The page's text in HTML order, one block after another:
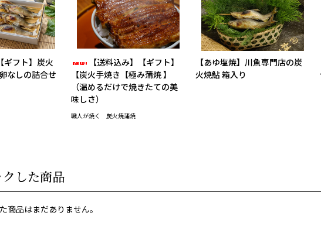
ギフト】炭火
なしの詰合せ
【送料込み】【ギフト】
【炭火手焼き【極み蒲焼 】
（温めるだけで焼きたての美
味しさ）
職人が焼く 炭火焼蒲焼
【あゆ塩焼】川魚専門店の炭
火焼鮎 箱入り
した商品
商品はまだありません。